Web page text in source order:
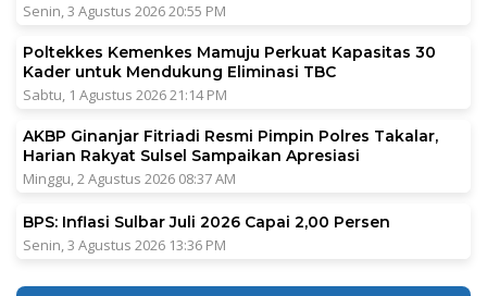
Senin, 3 Agustus 2026 20:55 PM
Poltekkes Kemenkes Mamuju Perkuat Kapasitas 30
Kader untuk Mendukung Eliminasi TBC
Sabtu, 1 Agustus 2026 21:14 PM
AKBP Ginanjar Fitriadi Resmi Pimpin Polres Takalar,
Harian Rakyat Sulsel Sampaikan Apresiasi
Minggu, 2 Agustus 2026 08:37 AM
BPS: Inflasi Sulbar Juli 2026 Capai 2,00 Persen
Senin, 3 Agustus 2026 13:36 PM